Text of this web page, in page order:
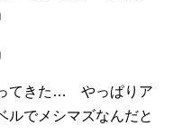
てきた… やっぱりア
ルでメシマズなんだと